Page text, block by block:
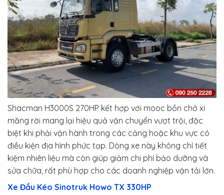
Shacman H3000S 270HP kết hợp với mooc bồn chở xi
măng rời mang lại hiệu quả vận chuyển vượt trội, đặc
biệt khi phải vận hành trong các cảng hoặc khu vực có
điều kiện địa hình phức tạp. Dòng xe này không chỉ tiết
kiệm nhiên liệu mà còn giúp giảm chi phí bảo dưỡng và
sửa chữa, rất phù hợp cho các doanh nghiệp vận tải lớn.
Xe Đầu Kéo Sinotruk Howo TX 330HP